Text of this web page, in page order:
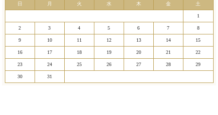
日 月 火 水 木 金 土
1
2 3 4 5 6 7 8
9 10 11 12 13 14 15
16 17 18 19 20 21 22
23 24 25 26 27 28 29
30 31